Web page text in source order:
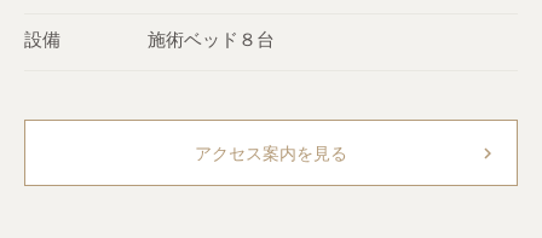
設備 施術ベッド８台
アクセス案内を見る chevron_right